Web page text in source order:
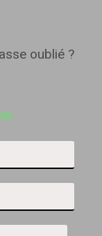
oublié ?